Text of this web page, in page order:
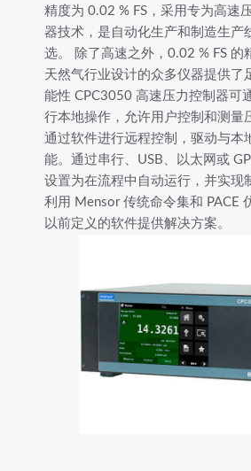
精度为 0.02 % FS，采用专为高速
器技术，是自动化生产和制造生产
选。 除了高速之外，0.02 % FS 的
天然气行业设计的众多仪器提供了
能性 CPC3050 高速压力控制器可
行本地操作，允许用户控制和测量
通过软件进行远程控制，驱动与本
能。通过串行、USB、以太网或
设置为在流程中自动运行，并实现
利用 Mensor 传统命令集和 PACE
以前定义的软件提供解决方案。